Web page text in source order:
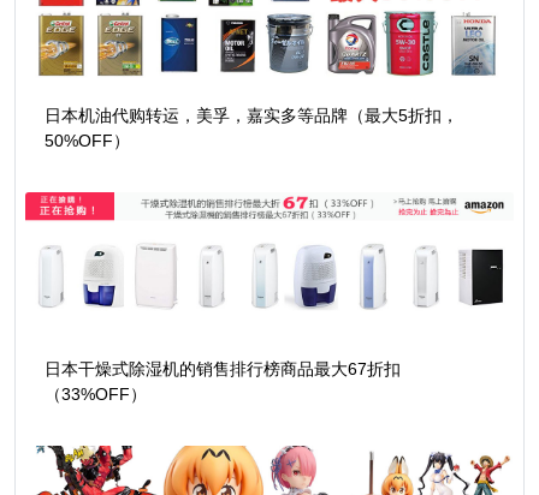
日本机油代购转运，美孚，嘉实多等品牌（最大5折扣，
50%OFF）
日本干燥式除湿机的销售排行榜商品最大67折扣
（33%OFF）